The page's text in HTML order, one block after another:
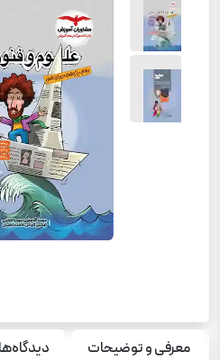
معرفی و توضیحات دیدگاه‌ها